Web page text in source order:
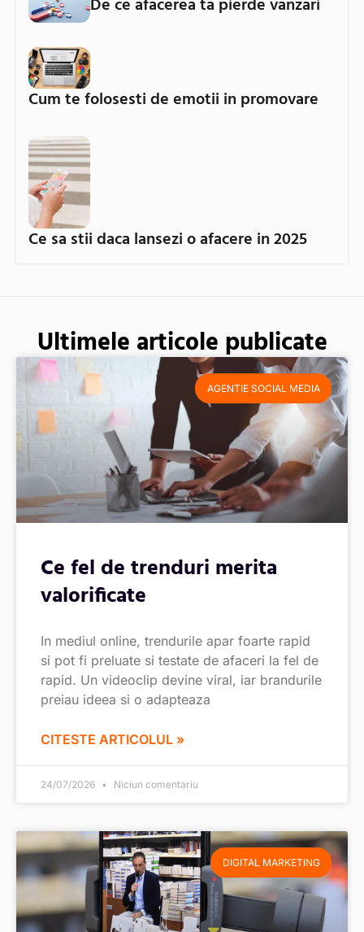
De ce afacerea ta pierde vanzari
Cum te folosesti de emotii in promovare
Ce sa stii daca lansezi o afacere in 2025
Ultimele articole publicate
AGENTIE SOCIAL MEDIA
Ce fel de trenduri merita
valorificate
In mediul online, trendurile apar foarte rapid
si pot fi preluate si testate de afaceri la fel de
rapid. Un videoclip devine viral, iar brandurile
preiau ideea si o adapteaza
CITESTE ARTICOLUL »
24/07/2026 Niciun comentariu
DIGITAL MARKETING